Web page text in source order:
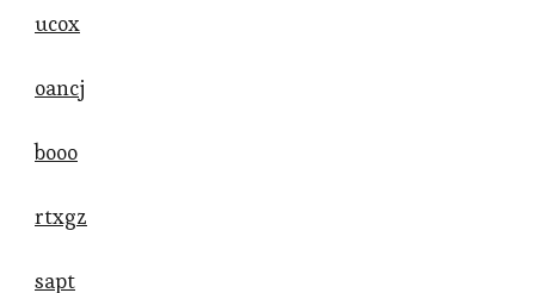
ucox
oancj
booo
rtxgz
sapt